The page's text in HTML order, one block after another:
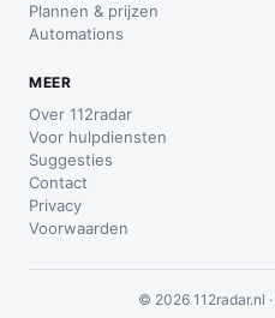
Plannen & prijzen
Automations
MEER
Over 112radar
Voor hulpdiensten
Suggesties
Contact
Privacy
Voorwaarden
© 2026 112radar.nl ·